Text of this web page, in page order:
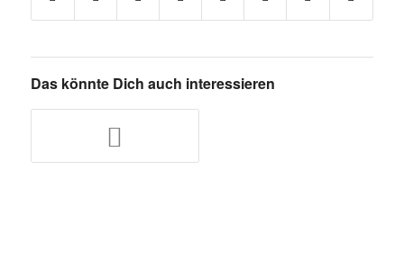
Das könnte Dich auch interessieren